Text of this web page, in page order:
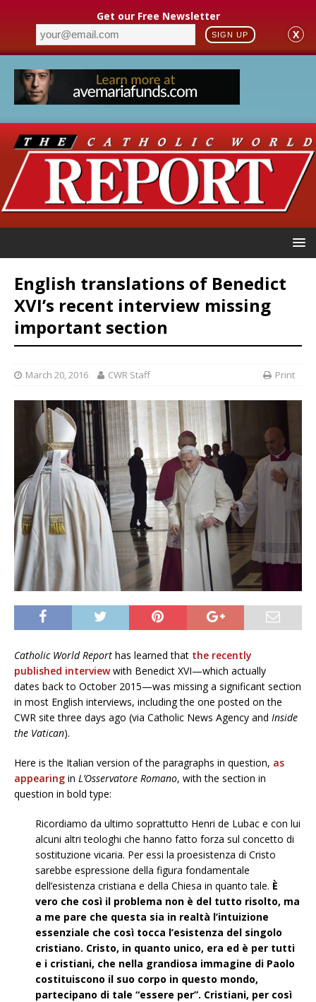
Get our Free Newsletter
SIGN UP X
English translations of Benedict
XVI’s recent interview missing
important section
March 20, 2016 CWR Staff Print
Catholic World Report has learned that the recently
published interviewwith Benedict XVI—which actually
dates back to October 2015—was missing a significant section
in most English interviews, including the one posted on the
CWR site three days ago (via Catholic News Agency and Inside
the Vatican).
Here is the Italian version of the paragraphs in question, as
appearing in L’Osservatore Romano, with the section in
question in bold type:
Ricordiamo da ultimo soprattutto Henri de Lubac e con lui
alcuni altri teologhi che hanno fatto forza sul concetto di
sostituzione vicaria. Per essi la proesistenza di Cristo
sarebbe espressione della figura fondamentale
dell’esistenza cristiana e della Chiesa in quanto tale. È
vero che così il problema non è del tutto risolto, ma
a me pare che questa sia in realtà l’intuizione
essenziale che così tocca l’esistenza del singolo
cristiano. Cristo, in quanto unico, era ed è per tutti
e i cristiani, che nella grandiosa immagine di Paolo
costituiscono il suo corpo in questo mondo,
partecipano di tale “essere per”. Cristiani, per così